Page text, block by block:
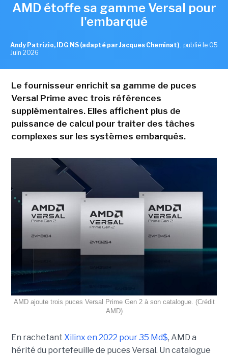
AMD étoffe sa gamme Versal pour
l'embarqué
Andy Patrizio, IDG NS (adapté par Jacques Cheminat) , publié le 05
Juin 2026
Le fournisseur enrichit sa gamme de puces
Versal Prime avec trois références
supplémentaires. Elles affichent plus de
puissance de calcul pour traiter des tâches
complexes sur les systèmes embarqués.
AMD ajoute trois puces Versal Prime Gen 2 à son catalogue. (Crédit
AMD)
En rachetant Xilinx en 2022 pour 35 Md$, AMD a
hérité du portefeuille de puces Versal. Un catalogue